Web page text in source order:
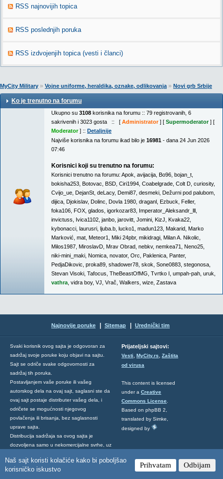
Naš sajt koristi kolačiće kako bi poboljšao
korisničko iskustvo
Prihvatam Odbijam
RSS najnovijih topica
RSS poslednjih poruka
RSS izdvojenjih topica (vesti i članci)
MyCity Military » Vojne uniforme, heraldika, oznake, odlikovanja» Novi grb Srbije
Ko je trenutno na forumu
Ukupno su 3108 korisnika na forumu :: 79 registrovanih, 6
sakrivenih i 3023 gosta :: [ Administrator] [ Supermoderator] [
Moderator] :: Detaljnije
Najviše korisnika na forumu ikad bilo je 16981 - dana 24 Jun 2026
07:46
Korisnici koji su trenutno na forumu:
Korisnici trenutno na forumu: Apok avijacija Bo96 bojan_t
bokisha253 Botovac BSD Ciri1994 Coabelgrade Colt D curiosity,
Cvijo_ue DejanSt deLacy, Demi87 desmeki Dežurni pod palubom
dijica Djokislav, Dolinc Dovla 1980 draganl Ezbuck Feller,
foka106 FOX glados igorkozar83 Imperator_Aleksandr_lll
invictuss
Ivica1102 janbo jarovitt Jomini KizJ Kvaka22
kybonacci laurusri ljuba.b lucko1 madun123 Makarid Marko
Marković mat Meteor1 Miki 24pbr, mikidragi Milan A. Nikolic
Milos1987 MiroslavD Mrav Obrad nebkv, nemkea71 Neno25
niki-mini_maki Nomica novator, Orc Paklenica Panter,
PedjaDikovic proka89 shadower78 skok Sone0883 stegonosa
Stevan Visoki Tafocus TheBeastOfMG Tvrtko I umpah-pah uruk
vathra vidra boy, VJ Vrač Walkers wize Zastava
Najnovije poruke Sitemap Urednički tim
Svaki korisnik ovog sajta je odgovoran za
sadržaj svoje poruke koju objavi na sajtu.
Sajt se odriče svake odgovornosti za
sadržaj tih poruka.
Postavljanjem vaše poruke ili vašeg
autorskog dela na ovaj sajt, saglasni ste da
ovaj sajt postaje distributer vašeg dela, i
odričete se mogućnosti njegovog
povlačenja ili brisanja, bez saglasnosti
uprave sajta.
Distribucija sadržaja sa ovog sajta je
dozvoljena samo u nekomercijalne svrhe, uz
sa ovog sajta, i uz obavezno navođenje
adrese MyCity sajta. Za sve ostale vidove
Prijateljski sajtovi:
Vesti, MyCity.rs, Zaštita
od virusa
This content is licensed
under a Creative
Commons License
Based on phpBB 2,
translated by Simke,
designed by